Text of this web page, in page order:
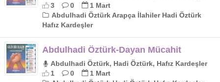
3
0
1 Mart
Abdulhadi Öztürk Arapça İlahiler Hadi Öztürk
Hafız Kardeşler
Abdulhadi Öztürk-Dayan Mücahit
Abdulhadi Öztürk, Hadi Öztürk, Hafız Kardeşler
1
0
1 Mart